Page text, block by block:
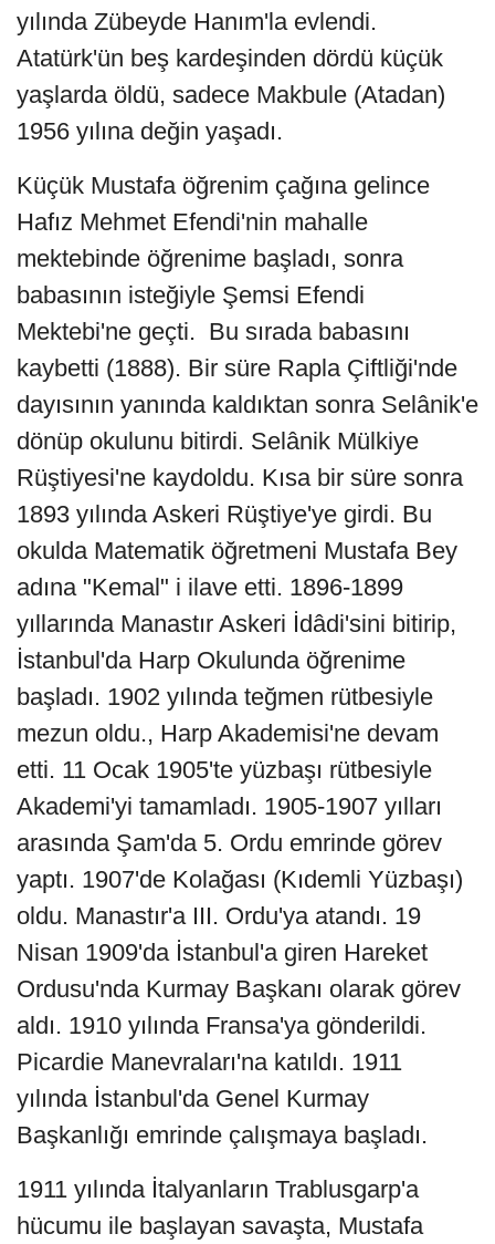
yılında Zübeyde Hanım'la evlendi.
Atatürk'ün beş kardeşinden dördü küçük
yaşlarda öldü, sadece Makbule (Atadan)
1956 yılına değin yaşadı.
Küçük Mustafa öğrenim çağına gelince
Hafız Mehmet Efendi'nin mahalle
mektebinde öğrenime başladı, sonra
babasının isteğiyle Şemsi Efendi
Mektebi'ne geçti. Bu sırada babasını
kaybetti (1888). Bir süre Rapla Çiftliği'nde
dayısının yanında kaldıktan sonra Selânik'e
dönüp okulunu bitirdi. Selânik Mülkiye
Rüştiyesi'ne kaydoldu. Kısa bir süre sonra
1893 yılında Askeri Rüştiye'ye girdi. Bu
okulda Matematik öğretmeni Mustafa Bey
adına "Kemal" i ilave etti. 1896-1899
yıllarında Manastır Askeri İdâdi'sini bitirip,
İstanbul'da Harp Okulunda öğrenime
başladı. 1902 yılında teğmen rütbesiyle
mezun oldu., Harp Akademisi'ne devam
etti. 11 Ocak 1905'te yüzbaşı rütbesiyle
Akademi'yi tamamladı. 1905-1907 yılları
arasında Şam'da 5. Ordu emrinde görev
yaptı. 1907'de Kolağası (Kıdemli Yüzbaşı)
oldu. Manastır'a III. Ordu'ya atandı. 19
Nisan 1909'da İstanbul'a giren Hareket
Ordusu'nda Kurmay Başkanı olarak görev
aldı. 1910 yılında Fransa'ya gönderildi.
Picardie Manevraları'na katıldı. 1911
yılında İstanbul'da Genel Kurmay
Başkanlığı emrinde çalışmaya başladı.
1911 yılında İtalyanların Trablusgarp'a
hücumu ile başlayan savaşta, Mustafa